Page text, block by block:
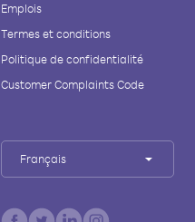
Emplois
Termes et conditions
Politique de confidentialité
Customer Complaints Code
Français